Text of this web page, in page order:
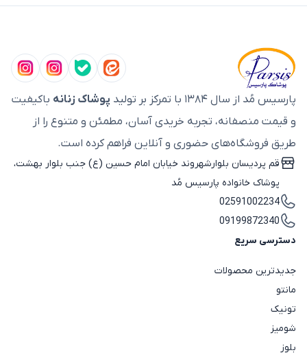
پارسیس مُد از سال ۱۳۸۴ با تمرکز بر تولید پوشاک زنانه باکیفیت
و قیمت منصفانه، تجربه خریدی آسان، مطمئن و متنوع را از
طریق فروشگاه‌های حضوری و آنلاین فراهم کرده است.
قم پردیسان بلوارشهروند خیابان امام حسین (ع) جنب بلوار بهشت،
پوشاک خانواده پارسیس مُد
02591002234
09199872340
دسترسی سریع
جدیدترین محصولات
مانتو
تونیک
شومیز
بلوز